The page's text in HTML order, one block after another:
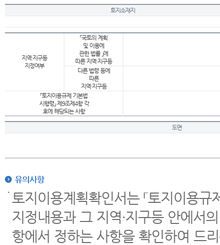
토지소재지
지역·지구등
지정여부
「국토의 계획
및 이용에
관한 법률 」에
따른 지역·지구등
다른 법령 등에
따른
지역·지구등
「토지이용규제 기본법
시행령」 제9조제4항 각
호에 해당되는 사항
도면
유의사항
토지이용계획확인서는 「토지이용
지정내용과 그 지역·지구등 안에서
항에서 정하는 사항을 확인하여 드